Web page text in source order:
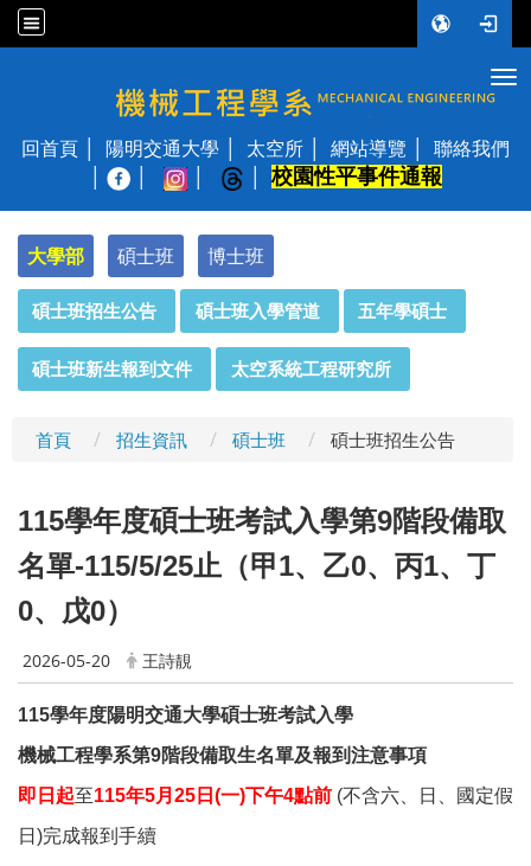
國立陽明交通大學 機械工程學系
回首頁 陽明交通大學 太空所 網站導覽
聯絡我們
校園性平事件通報
大學部 碩士班
博士班
碩士班招生公告 碩士班入學管道 五年學碩士
碩士班新生報到文件 太空系統工程研究所
首頁 招生資訊 碩士班 碩士班招生公告
115學年度碩士班考試入學第9階段備取
名單-115/5/25止（甲1、乙0、丙1、丁
0、戊0）
2026-05-20 王詩靚
115學年度陽明交通大學碩士班考試入學
機械工程學系第9階段備取生名單及報到注意事項
即日起至115年5月25日(一)下午4點前 (不含六、日、國定假
日)完成報到手續